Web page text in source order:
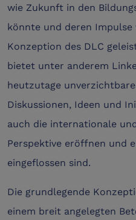
wie Zukunft in den
könnte und deren
Konzeption des DLC
bietet unter anderem
heutzutage
Diskussionen, Ideen und
auch die internationale
Perspektive eröffnen und
eingeflossen sind.
Die grundlegende
einem breit angelegten